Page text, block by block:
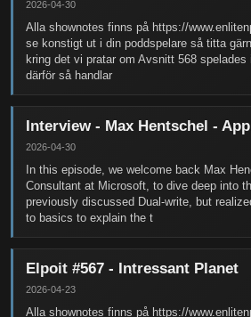
2026-04-30
Alla shownotes finns på https://
se konstigt ut i din poddspelare så titta
kring det vi pratar om Avsnitt 568 spelades
därför så handlar
Interview - Max Hentschel -
2026-04-30
In this episode, we welcome back Max
Consultant at Microsoft, to dive deep into
previously discussed Dual-write, but
to basics to explain the t
Elpoit #567 - Intressant Planet
2026-04-23
Alla shownotes finns på https://